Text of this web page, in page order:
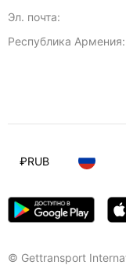
Эл. почта:
Республика Армения:
© Gettransport
₽RUB